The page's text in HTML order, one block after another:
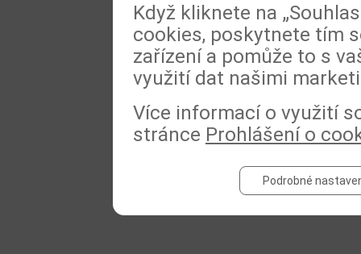
Když kliknete na
cookies, poskytnete tím
zařízení a pomůže to s
využití dat našimi
Více informací o využití
stránce Prohlášení o
Podrobné